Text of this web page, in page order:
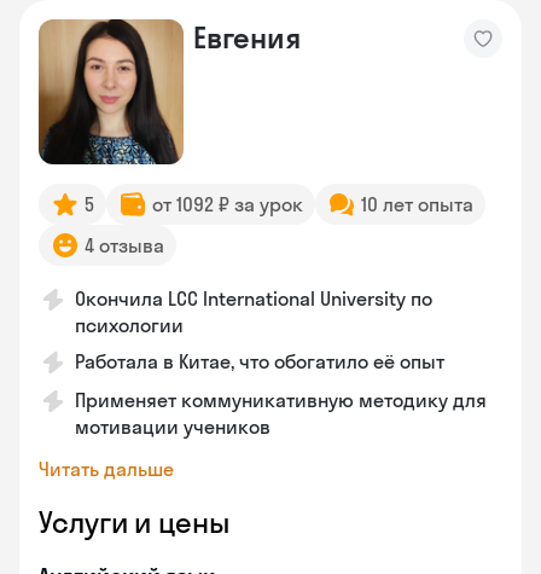
Евгения
5 от 1092 ₽ за урок
10 лет опыта
4 отзыва
Окончила LCC International University по
психологии
Работала в Китае, что обогатило её опыт
Применяет коммуникативную методику для
мотивации учеников
Читать дальше
Услуги и цены